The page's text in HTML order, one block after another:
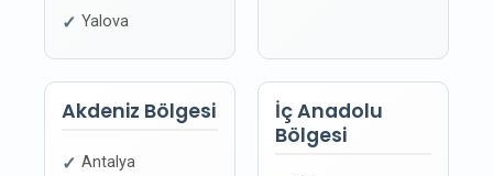
Yalova
Akdeniz Bölgesi
Antalya
İç Anadolu
Bölgesi